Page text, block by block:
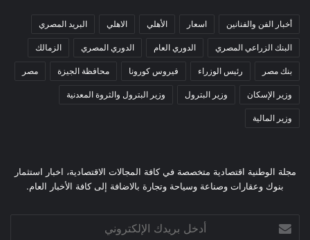
أخبار الفن والفنانين اسعار الأهلي الاهلي البريد المصري
البنك الزراعي المصري الدوري العام الدوري المصري الزمالك
بنك مصر رئيس الوزراء فيروس كورونا محافظة الجيزة مصر
وزير الإسكان وزير البترول وزير البترول والثروة المعدنية
وزير المالية
مجلة الوطنية اقتصادية متخصصة في كافة المجالات الاقتصادية، اخبار استثمار
بنوك وعقارات وصناعة وسياحة وتجارة بالاضافة إلى كافة الأخبار العام.
بريدك